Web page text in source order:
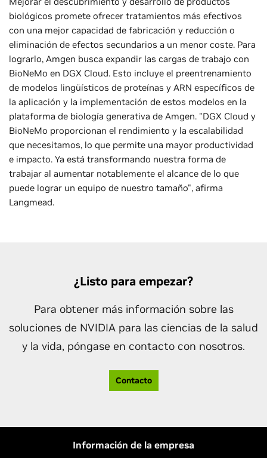
biológicos promete ofrecer tratamientos más efectivos
con una mejor capacidad de fabricación y reducción o
eliminación de efectos secundarios a un menor coste. Para
lograrlo, Amgen busca expandir las cargas de trabajo con
BioNeMo en DGX Cloud. Esto incluye el preentrenamiento
de modelos lingüísticos de proteínas y ARN específicos de
la aplicación y la implementación de estos modelos en la
plataforma de biología generativa de Amgen. "DGX Cloud y
BioNeMo proporcionan el rendimiento y la escalabilidad
que necesitamos, lo que permite una mayor productividad
e impacto. Ya está transformando nuestra forma de
trabajar al aumentar notablemente el alcance de lo que
puede lograr un equipo de nuestro tamaño", afirma
Langmead.
¿Listo para empezar?
Para obtener más información sobre las
soluciones de NVIDIA para las ciencias de la salud
y la vida, póngase en contacto con nosotros.
Contacto
Información de la empresa